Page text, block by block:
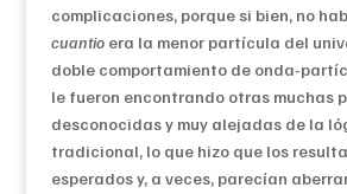
complicaciones, porque si bien, no
cuantioera la menor partícula del
doble comportamiento de onda-
le fueron encontrando otras muchas
desconocidas y muy alejadas de la
tradicional, lo que hizo que los
esperados y, a veces, parecían